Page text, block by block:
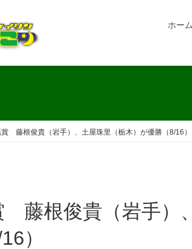
ホーム
藤根俊貴（岩手）、土屋珠里（栃木）が優勝（8/16）
）